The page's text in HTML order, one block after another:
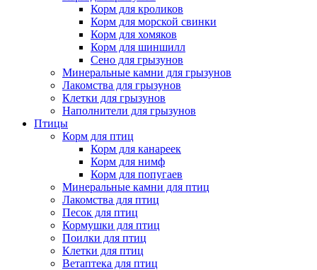
Корм для кроликов
Корм для морской свинки
Корм для хомяков
Корм для шиншилл
Сено для грызунов
Минеральные камни для грызунов
Лакомства для грызунов
Клетки для грызунов
Наполнители для грызунов
Птицы
Корм для птиц
Корм для канареек
Корм для нимф
Корм для попугаев
Минеральные камни для птиц
Лакомства для птиц
Песок для птиц
Кормушки для птиц
Поилки для птиц
Клетки для птиц
Ветаптека для птиц